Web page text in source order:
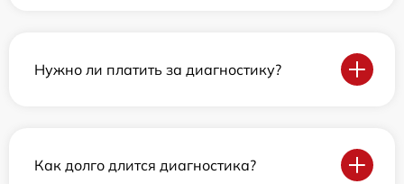
Нужно ли платить за диагностику?
Как долго длится диагностика?